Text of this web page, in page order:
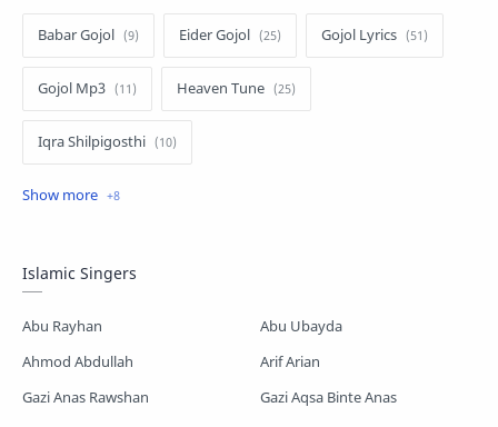
Babar Gojol Eider Gojol Gojol Lyrics
Gojol Mp3 Heaven Tune
Iqra Shilpigosthi
Islamic Story
Shopnoshiri
Islamic Singers
Abu Rayhan
Abu Ubayda
Ahmod Abdullah
Arif Arian
Gazi Anas Rawshan
Gazi Aqsa Binte Anas